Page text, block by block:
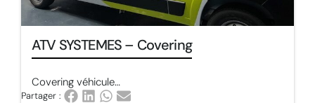
ATV SYSTEMES – Covering
Covering véhicule…
Partager :